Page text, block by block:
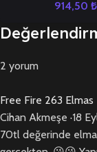
914,50 ₺
2 yorum
Free Fire 263 Elmas
Cihan Akmeşe ·18
70tl değerinde